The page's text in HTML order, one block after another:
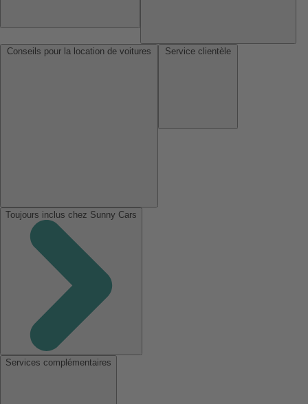
Toujours inclus chez Sunny Cars
Services complémentaires